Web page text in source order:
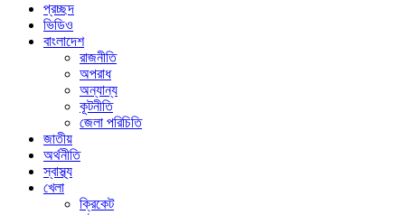
প্রচ্ছদ
ভিডিও
বাংলাদেশ
রাজনীতি
অপরাধ
অন্যান্য
কূটনীতি
জেলা পরিচিতি
জাতীয়
অর্থনীতি
স্বাস্থ্য
খেলা
ক্রিকেট